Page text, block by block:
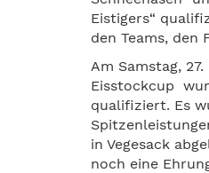
Eistigers“
den Teams, den
Am Samstag,
Eisstockcup
qualifiziert. Es
in Vegesack
noch eine